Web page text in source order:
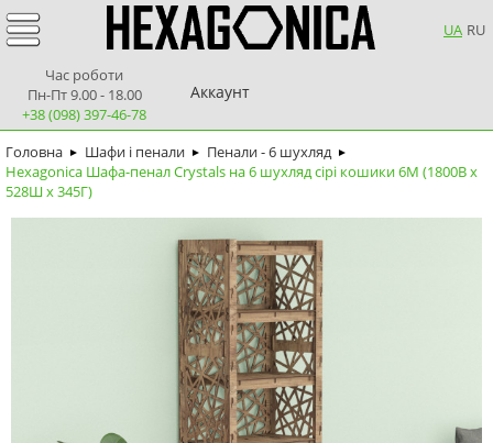
UA RU
Час роботи
Пн-Пт 9.00 - 18.00
+38 (098) 397-46-78
Аккаунт
Головна ► Шафи і пенали ► Пенали - 6 шухляд ►
Hexagonica Шафа-пенал Crystals на 6 шухляд сірі кошики 6М (1800В х
528Ш х 345Г)